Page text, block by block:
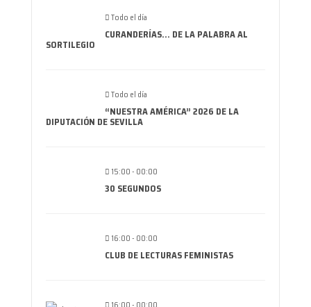
Todo el día
CURANDERÍAS… DE LA PALABRA AL
SORTILEGIO
Todo el día
“NUESTRA AMÉRICA” 2026 DE LA
DIPUTACIÓN DE SEVILLA
15:00 - 00:00
30 SEGUNDOS
16:00 - 00:00
CLUB DE LECTURAS FEMINISTAS